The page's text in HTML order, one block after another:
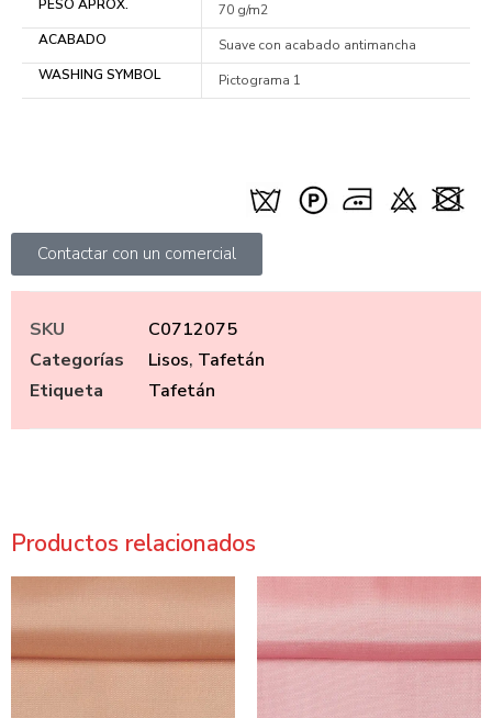
PESO APROX.
70 g/m2
ACABADO
Suave con acabado antimancha
WASHING SYMBOL
Pictograma 1
Contactar con un comercial
SKU
C0712075
Categorías
Lisos, Tafetán
Etiqueta
Tafetán
Productos relacionados